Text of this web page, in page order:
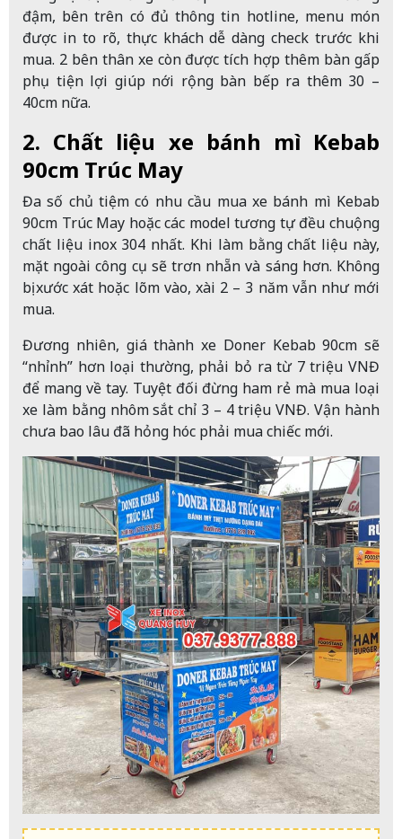
đậm, bên trên có đủ thông tin hotline, menu món
được in to rõ, thực khách dễ dàng check trước khi
mua. 2 bên thân xe còn được tích hợp thêm bàn gấp
phụ tiện lợi giúp nới rộng bàn bếp ra thêm 30 –
40cm nữa.
2. Chất liệu xe bánh mì Kebab
90cm Trúc May
Đa số chủ tiệm có nhu cầu mua xe bánh mì Kebab
90cm Trúc May hoặc các model tương tự đều chuộng
chất liệu inox 304 nhất. Khi làm bằng chất liệu này,
mặt ngoài công cụ sẽ trơn nhẵn và sáng hơn. Không
bị xước xát hoặc lõm vào, xài 2 – 3 năm vẫn như mới
mua.
Đương nhiên, giá thành xe Doner Kebab 90cm sẽ
“nhỉnh” hơn loại thường, phải bỏ ra từ 7 triệu VNĐ
để mang về tay. Tuyệt đối đừng ham rẻ mà mua loại
xe làm bằng nhôm sắt chỉ 3 – 4 triệu VNĐ. Vận hành
chưa bao lâu đã hỏng hóc phải mua chiếc mới.